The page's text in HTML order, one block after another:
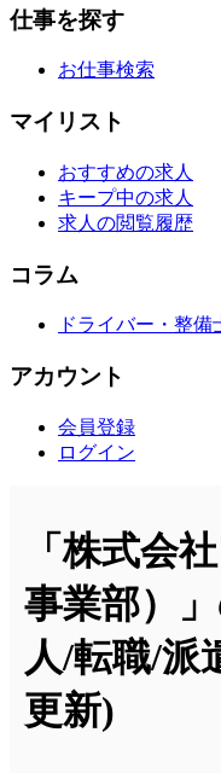
仕事を探す
お仕事検索
マイリスト
おすすめの求人
キープ中の求人
求人の閲覧履歴
コラム
ドライバー・整備
アカウント
会員登録
ログイン
「株式会
事業部）
人/転職/派
更新)